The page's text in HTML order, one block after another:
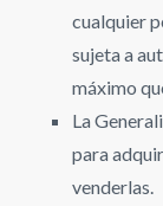
cualquier
sujeta a
máximo
La
para
venderlas.